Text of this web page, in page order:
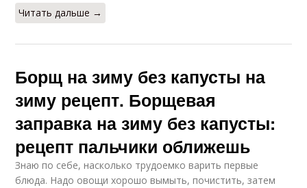
Читать дальше →
Борщ на зиму без капусты на
зиму рецепт. Борщевая
заправка на зиму без капусты:
рецепт пальчики оближешь
Знаю по себе, насколько трудоемко варить первые
блюда. Надо овощи хорошо вымыть, почистить, затем